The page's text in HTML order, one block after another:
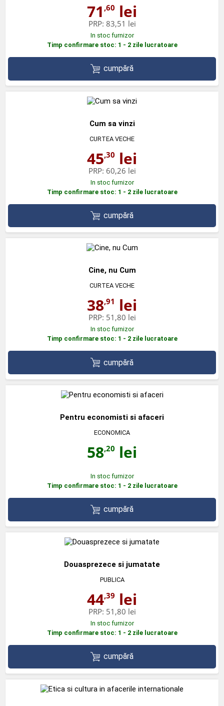
71 ,60 lei
PRP: 83,51 lei
In stoc furnizor
Timp confirmare stoc: 1 - 2 zile lucratoare
cumpără
Cum sa vinzi
CURTEA VECHE
45,30 lei
PRP: 60,26 lei
In stoc furnizor
Timp confirmare stoc: 1 - 2 zile lucratoare
cumpără
Cine, nu Cum
CURTEA VECHE
38,91 lei
PRP: 51,80 lei
In stoc furnizor
Timp confirmare stoc: 1 - 2 zile lucratoare
cumpără
Pentru economisti si afaceri
ECONOMICA
58,20 lei
In stoc furnizor
Timp confirmare stoc: 1 - 2 zile lucratoare
cumpără
Douasprezece si jumatate
PUBLICA
44,39 lei
PRP: 51,80 lei
In stoc furnizor
Timp confirmare stoc: 1 - 2 zile lucratoare
cumpără